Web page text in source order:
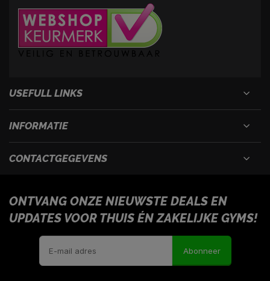
USEFULL LINKS
INFORMATIE
CONTACTGEGEVENS
ONTVANG ONZE NIEUWSTE DEALS EN
UPDATES VOOR THUIS ÉN ZAKELIJKE GYMS!
Abonneer